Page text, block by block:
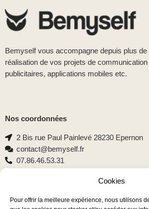
Cookies
Pour offrir la meilleure expérience, nous utilisons
Bemyself vous accompagne depuis plus
réalisation de vos projets de communication
publicitaires, applications mobiles etc.
Nos coordonnées
2 Bis rue Paul Painlevé 28230 Epernon
contact@bemyself.fr
07.86.46.53.31
Lien utiles